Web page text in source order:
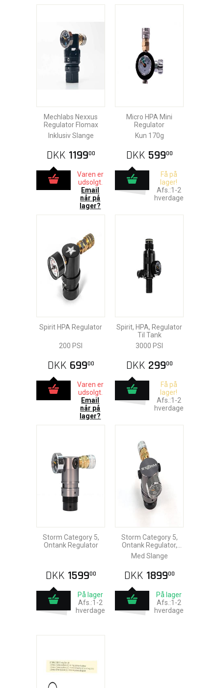
Mechlabs Nexxus
Regulator Flomax
Inklusiv Slange
DKK 119900
Varen er
udsolgt.
Email
når på
lager?
Micro HPA Mini
Regulator
Kun 170g
DKK 59900
Få på
lager!
Afs.:1-2
hverdage
Spirit HPA Regulator
200 PSI
DKK 69900
Varen er
udsolgt.
Email
når på
lager?
Spirit, HPA, Regulator
Til Tank
3000 PSI
DKK 29900
Få på
lager!
Afs.:1-2
hverdage
Storm Category 5,
Ontank Regulator
DKK 159900
På lager
Afs.:1-2
hverdage
Storm Category 5,
Ontank Regulator,
Slange
Med Slange
DKK 189900
På lager
Afs.:1-2
hverdage